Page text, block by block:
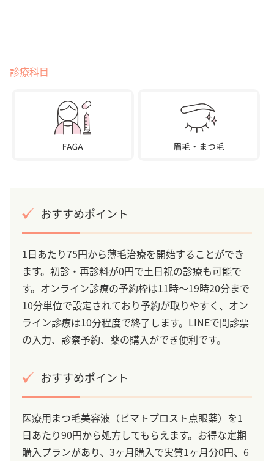
診療科目
おすすめポイント
1日あたり75円から薄毛治療を開始することができ
ます。初診・再診料が0円で土日祝の診療も可能で
す。オンライン診療の予約枠は11時～19時20分まで
10分単位で設定されており予約が取りやすく、オン
ライン診療は10分程度で終了します。LINEで問診票
の入力、診察予約、薬の購入ができ便利です。
おすすめポイント
医療用まつ毛美容液（ビマトプロスト点眼薬）を1
日あたり90円から処方してもらえます。お得な定期
購入プランがあり、3ヶ月購入で実質1ヶ月分0円、6